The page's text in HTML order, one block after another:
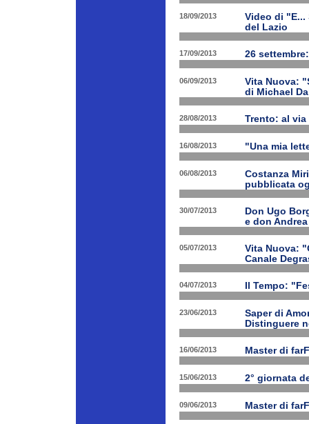
18/09/2013
Video di "E...
del Lazio
17/09/2013 26
06/09/2013
Vita Nuova:
di Michael
28/08/2013 Trento: al
16/08/2013 "Una mia
06/08/2013
Costanza
pubblicata
30/07/2013
Don Ugo
e don
05/07/2013
Vita Nuova:
Canale
04/07/2013 Il Tempo:
23/06/2013
Saper di
Distinguere
16/06/2013 Master di
15/06/2013 2° giornata
09/06/2013 Master di